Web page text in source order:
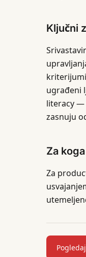
Ključni
ugrađeni
literacy —
zasnuju
Za
Za